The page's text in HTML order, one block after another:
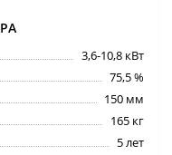
3,6-10,8 кВт
75,5 %
150 мм
165 кг
5 лет